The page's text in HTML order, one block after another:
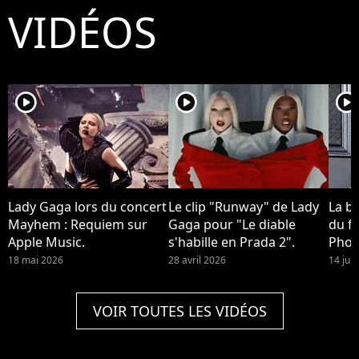
VIDÉOS
player2
Lady Gaga lors du concert
Mayhem : Requiem sur
Apple Music.
18 mai 2026
player2
Le clip "Runway" de Lady
Gaga pour "Le diable
s'habille en Prada 2".
28 avril 2026
player2
La
du
14
VOIR TOUTES LES VIDÉOS